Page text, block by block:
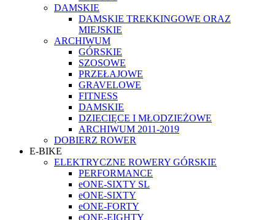
DAMSKIE
DAMSKIE TREKKINGOWE ORAZ
MIEJSKIE
ARCHIWUM
GÓRSKIE
SZOSOWE
PRZEŁAJOWE
GRAVELOWE
FITNESS
DAMSKIE
DZIECIĘCE I MŁODZIEŻOWE
ARCHIWUM 2011-2019
DOBIERZ ROWER
E-BIKE
ELEKTRYCZNE ROWERY GÓRSKIE
PERFORMANCE
eONE-SIXTY SL
eONE-SIXTY
eONE-FORTY
eONE-EIGHTY